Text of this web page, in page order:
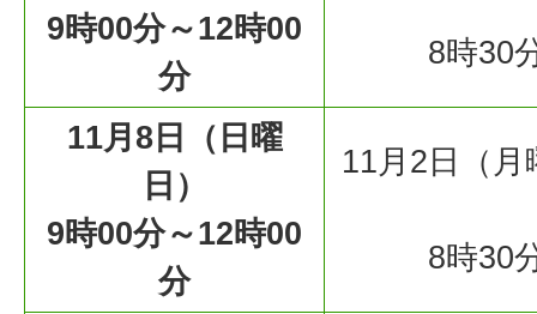
9時00分～12時00
分
8時30
11月8日（日曜
日）
9時00分～12時00
分
11月2日（
8時30